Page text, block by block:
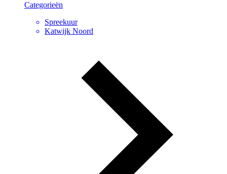
Categorieën
Spreekuur
Katwijk Noord